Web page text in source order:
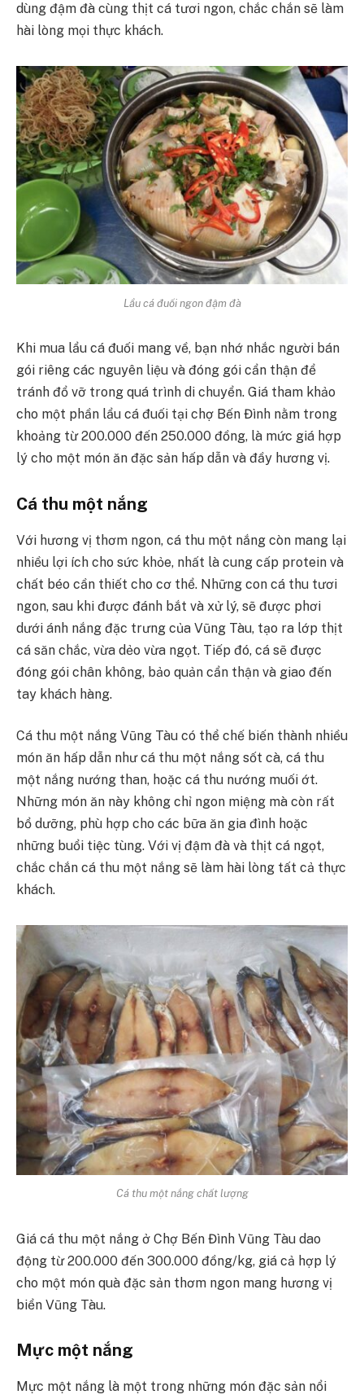
dùng đậm đà cùng thịt cá tươi ngon, chắc chắn sẽ làm
hài lòng mọi thực khách.
Lẩu cá đuối ngon đậm đà
Khi mua lẩu cá đuối mang về, bạn nhớ nhắc người bán
gói riêng các nguyên liệu và đóng gói cẩn thận để
tránh đổ vỡ trong quá trình di chuyển. Giá tham khảo
cho một phần lẩu cá đuối tại chợ Bến Đình nằm trong
khoảng từ 200.000 đến 250.000 đồng, là mức giá hợp
lý cho một món ăn đặc sản hấp dẫn và đầy hương vị.
Cá thu một nắng
Với hương vị thơm ngon, cá thu một nắng còn mang lại
nhiều lợi ích cho sức khỏe, nhất là cung cấp protein và
chất béo cần thiết cho cơ thể. Những con cá thu tươi
ngon, sau khi được đánh bắt và xử lý, sẽ được phơi
dưới ánh nắng đặc trưng của Vũng Tàu, tạo ra lớp thịt
cá săn chắc, vừa dẻo vừa ngọt. Tiếp đó, cá sẽ được
đóng gói chân không, bảo quản cẩn thận và giao đến
tay khách hàng.
Cá thu một nắng Vũng Tàu có thể chế biến thành nhiều
món ăn hấp dẫn như cá thu một nắng sốt cà, cá thu
một nắng nướng than, hoặc cá thu nướng muối ớt.
Những món ăn này không chỉ ngon miệng mà còn rất
bổ dưỡng, phù hợp cho các bữa ăn gia đình hoặc
những buổi tiệc tùng. Với vị đậm đà và thịt cá ngọt,
chắc chắn cá thu một nắng sẽ làm hài lòng tất cả thực
khách.
Cá thu một nắng chất lượng
Giá cá thu một nắng ở Chợ Bến Đình Vũng Tàu dao
động từ 200.000 đến 300.000 đồng/kg, giá cả hợp lý
cho một món quà đặc sản thơm ngon mang hương vị
biển Vũng Tàu.
Mực một nắng
Mực một nắng là một trong những món đặc sản nổi